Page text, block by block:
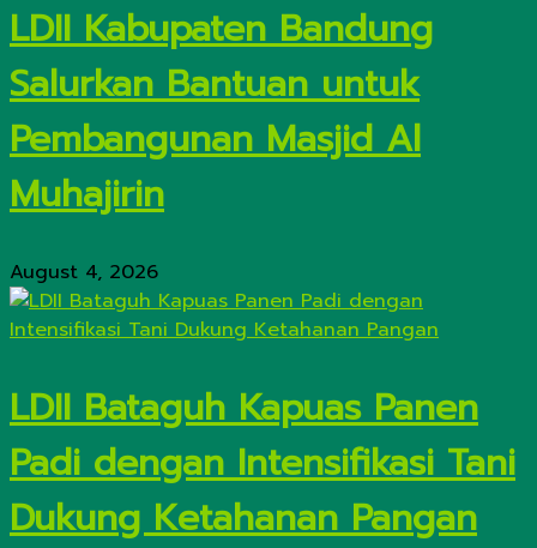
LDII Kabupaten Bandung
Salurkan Bantuan untuk
Pembangunan Masjid Al
Muhajirin
August 4, 2026
LDII Bataguh Kapuas Panen
Padi dengan Intensifikasi Tani
Dukung Ketahanan Pangan